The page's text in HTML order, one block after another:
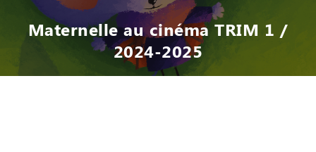
Maternelle au cinéma TRIM 1 /
2024-2025